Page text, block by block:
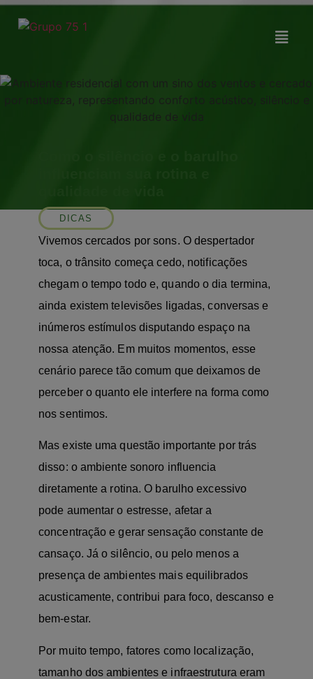
DICAS
Vivemos cercados por sons. O despertador
toca, o trânsito começa cedo, notificações
chegam o tempo todo e, quando o dia termina,
ainda existem televisões ligadas, conversas e
inúmeros estímulos disputando espaço na
nossa atenção. Em muitos momentos, esse
cenário parece tão comum que deixamos de
perceber o quanto ele interfere na forma como
nos sentimos.
Mas existe uma questão importante por trás
disso: o ambiente sonoro influencia
diretamente a rotina. O barulho excessivo
pode aumentar o estresse, afetar a
concentração e gerar sensação constante de
cansaço. Já o silêncio, ou pelo menos a
presença de ambientes mais equilibrados
acusticamente, contribui para foco, descanso e
bem-estar.
Por muito tempo, fatores como localização,
tamanho dos ambientes e infraestrutura eram
modal-check